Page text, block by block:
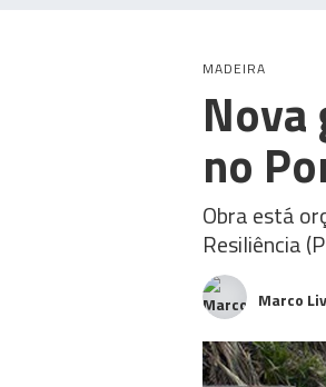
MADEIRA
no
Obra está
Resiliência
Marco